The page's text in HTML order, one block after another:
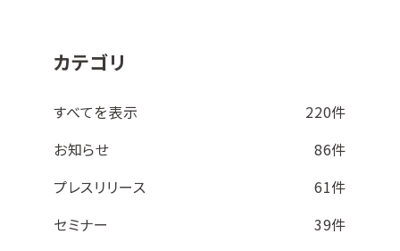
カテゴリ
すべてを表示
220件
お知らせ
86件
プレスリリース
61件
セミナー
39件